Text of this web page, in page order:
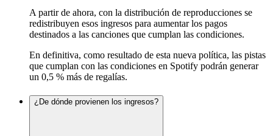
A partir de ahora, con la distribución de reproducciones se
redistribuyen esos ingresos para aumentar los pagos
destinados a las canciones que cumplan las condiciones.
En definitiva, como resultado de esta nueva política, las pistas
que cumplan con las condiciones en Spotify podrán generar
un 0,5 % más de regalías.
¿De dónde provienen los ingresos?